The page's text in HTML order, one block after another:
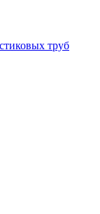
труб